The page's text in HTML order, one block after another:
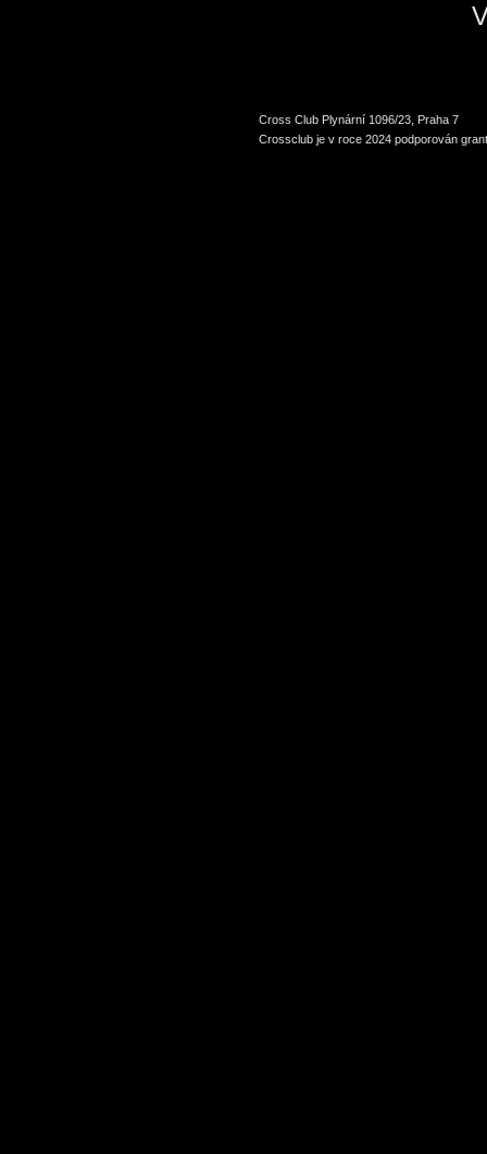
Cross Club Plynární 1096/23, Praha 7
Crossclub je v roce 2024 podporován